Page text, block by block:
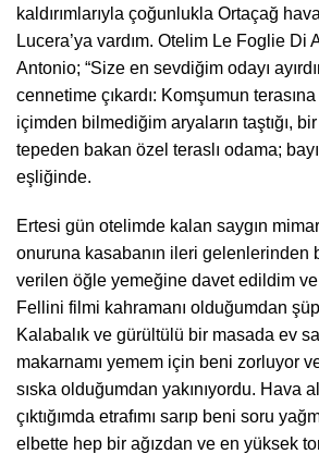
kaldırımlarıyla çoğunlukla Ortaçağ
Lucera’ya vardım. Otelim Le Foglie Di
Antonio; “Size en sevdiğim odayı
cennetime çıkardı: Komşumun
içimden bilmediğim aryaların taştığı,
tepeden bakan özel teraslı odama;
eşliğinde.
Ertesi gün otelimde kalan saygın
onuruna kasabanın ileri gelenlerinden
verilen öğle yemeğine davet edildim ve
Fellini filmi kahramanı olduğumdan
Kalabalık ve gürültülü bir masada ev
makarnamı yemem için beni zorluyor
sıska olduğumdan yakınıyordu. Hava
çıktığımda etrafımı sarıp beni soru
elbette hep bir ağızdan ve en yüksek